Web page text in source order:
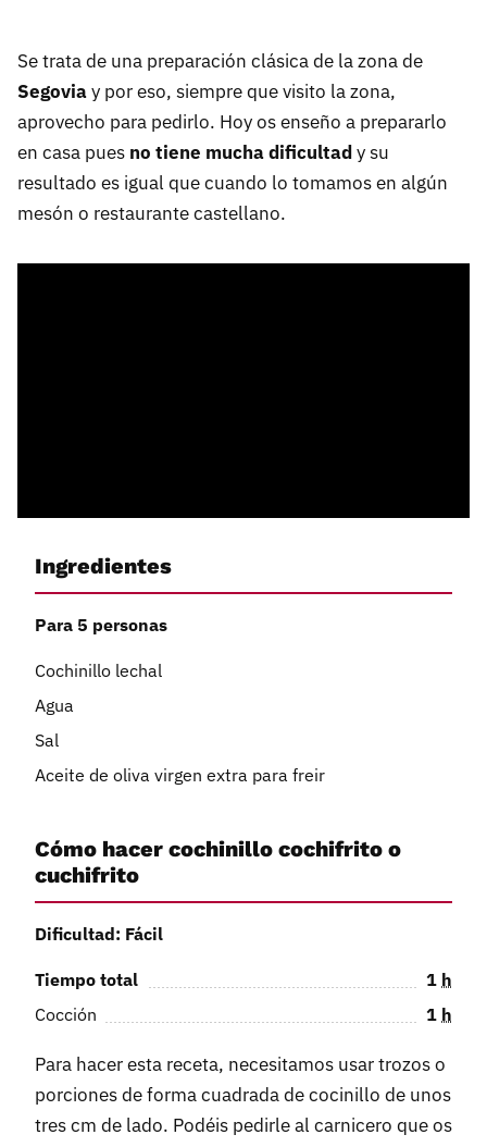
Se trata de una preparación clásica de la zona de
Segoviay por eso, siempre que visito la zona,
aprovecho para pedirlo. Hoy os enseño a prepararlo
en casa pues no tiene mucha dificultady su
resultado es igual que cuando lo tomamos en algún
mesón o restaurante castellano.
Ingredientes
Para 5 personas
Cochinillo lechal
Agua
Sal
Aceite de oliva virgen extra para freir
Cómo hacer cochinillo cochifrito o
cuchifrito
Dificultad: Fácil
Tiempo total 1 h
Cocción
1 h
Para hacer esta receta, necesitamos usar trozos o
porciones de forma cuadrada de cocinillo de unos
tres cm de lado. Podéis pedirle al carnicero que os